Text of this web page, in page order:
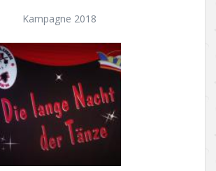
Kampagne 2018